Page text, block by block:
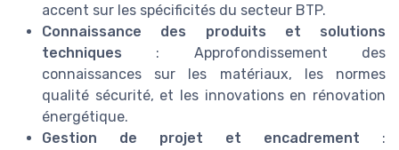
accent sur les spécificités du secteur BTP.
Connaissance des produits et solutions
techniques : Approfondissement des
connaissances sur les matériaux, les normes
qualité sécurité, et les innovations en rénovation
énergétique.
Gestion de projet et encadrement :